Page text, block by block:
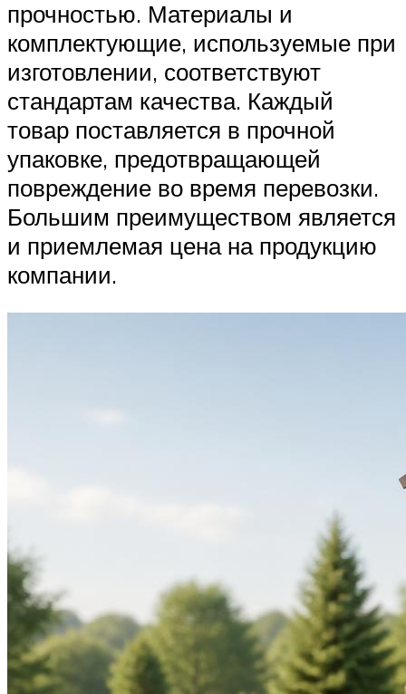
прочностью. Материалы и
комплектующие, используемые при
изготовлении, соответствуют
стандартам качества. Каждый
товар поставляется в прочной
упаковке, предотвращающей
повреждение во время перевозки.
Большим преимуществом является
и приемлемая цена на продукцию
компании.